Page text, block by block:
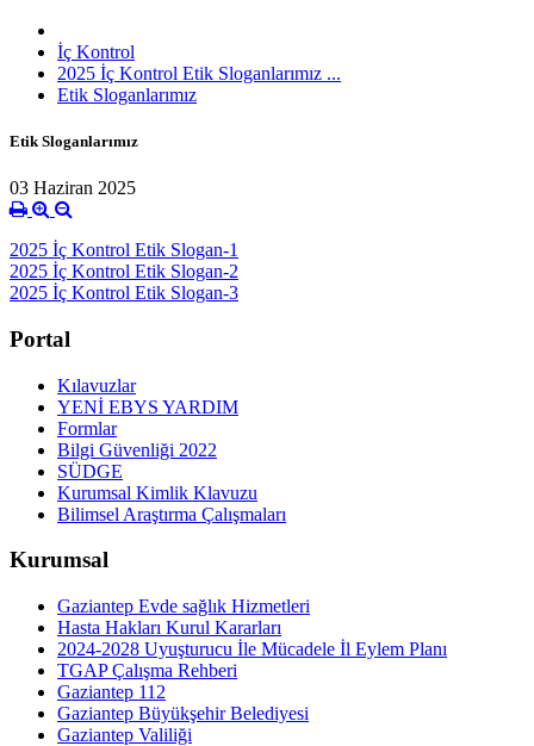
İç Kontrol
2025 İç Kontrol Etik Sloganlarımız ...
Etik Sloganlarımız
Etik Sloganlarımız
03 Haziran 2025
2025 İç Kontrol Etik Slogan-1
2025 İç Kontrol Etik Slogan-2
2025 İç Kontrol Etik Slogan-3
Portal
Kılavuzlar
YENİ EBYS YARDIM
Formlar
Bilgi Güvenliği 2022
SÜDGE
Kurumsal Kimlik Klavuzu
Bilimsel Araştırma Çalışmaları
Kurumsal
Gaziantep Evde sağlık Hizmetleri
Hasta Hakları Kurul Kararları
2024-2028 Uyuşturucu İle Mücadele İl Eylem Planı
TGAP Çalışma Rehberi
Gaziantep 112
Gaziantep Büyükşehir Belediyesi
Gaziantep Valiliği